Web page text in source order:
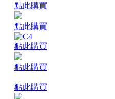
點此購買
點此購買
點此購買
點此購買
點此購買